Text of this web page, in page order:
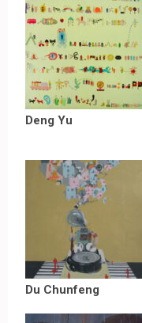
Deng Yu
Du Chunfeng